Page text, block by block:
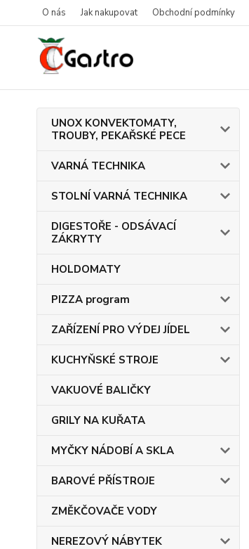
O nás Jak nakupovat Obchodní podmínky
UNOX KONVEKTOMATY,
TROUBY, PEKAŘSKÉ PECE
VARNÁ TECHNIKA
STOLNÍ VARNÁ TECHNIKA
DIGESTOŘE - ODSÁVACÍ
ZÁKRYTY
HOLDOMATY
PIZZA program
ZAŘÍZENÍ PRO VÝDEJ JÍDEL
KUCHYŇSKÉ STROJE
VAKUOVÉ BALIČKY
GRILY NA KUŘATA
MYČKY NÁDOBÍ A SKLA
BAROVÉ PŘÍSTROJE
ZMĚKČOVAČE VODY
NEREZOVÝ NÁBYTEK